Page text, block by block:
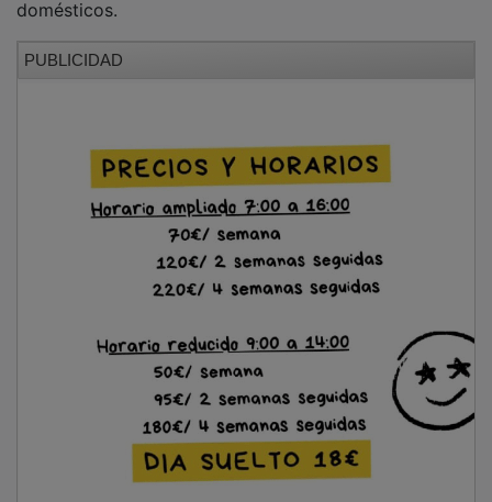
orgánica”, para el reciclaje de biorresiduos